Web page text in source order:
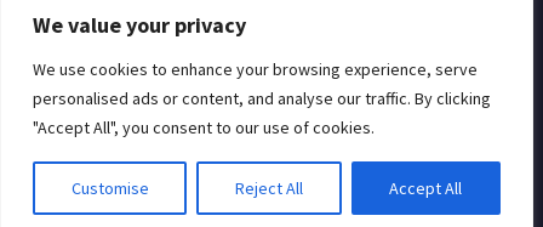
We value your privacy
We use cookies to enhance your browsing experience, serve
personalised ads or content, and analyse our traffic. By clicking
"Accept All", you consent to our use of cookies.
Customise Reject All Accept All
2022 © Copyrights CodexThemesSubvencionado por: